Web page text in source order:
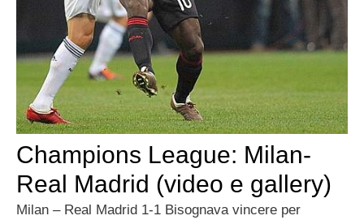
Champions League: Milan-
Real Madrid (video e gallery)
Milan – Real Madrid 1-1 Bisognava vincere per